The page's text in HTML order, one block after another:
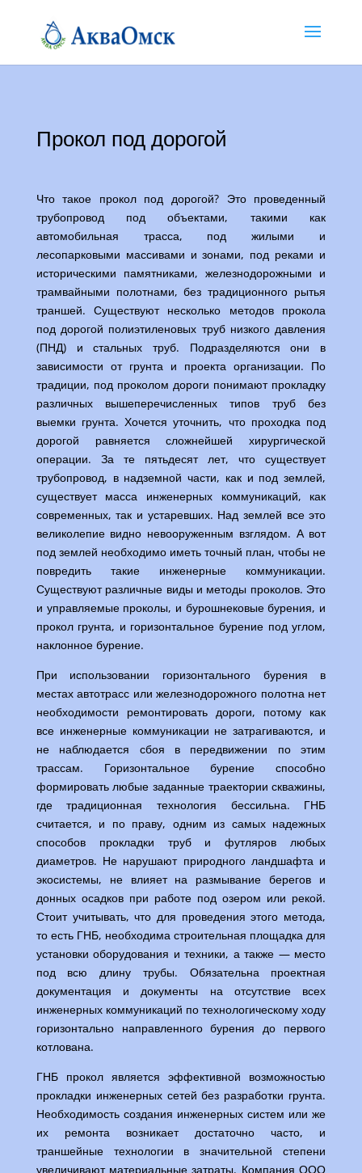
Прокол под дорогой
Что такое прокол под дорогой? Это проведенный
трубопровод под объектами, такими как
автомобильная трасса, под жилыми и
лесопарковыми массивами и зонами, под реками и
историческими памятниками, железнодорожными и
трамвайными полотнами, без традиционного рытья
траншей. Существуют несколько методов прокола
под дорогой полиэтиленовых труб низкого давления
(ПНД) и стальных труб. Подразделяются они в
зависимости от грунта и проекта организации. По
традиции, под проколом дороги понимают прокладку
различных вышеперечисленных типов труб без
выемки грунта. Хочется уточнить, что проходка под
дорогой равняется сложнейшей хирургической
операции. За те пятьдесят лет, что существует
трубопровод, в надземной части, как и под землей,
существует масса инженерных коммуникаций, как
современных, так и устаревших. Над землей все это
великолепие видно невооруженным взглядом. А вот
под землей необходимо иметь точный план, чтобы не
повредить такие инженерные коммуникации.
Существуют различные виды и методы проколов. Это
и управляемые проколы, и бурошнековые бурения, и
прокол грунта, и горизонтальное бурение под углом,
наклонное бурение.
При использовании горизонтального бурения в
местах автотрасс или железнодорожного полотна нет
необходимости ремонтировать дороги, потому как
все инженерные коммуникации не затрагиваются, и
не наблюдается сбоя в передвижении по этим
трассам. Горизонтальное бурение способно
формировать любые заданные траектории скважины,
где традиционная технология бессильна. ГНБ
считается, и по праву, одним из самых надежных
способов прокладки труб и футляров любых
диаметров. Не нарушают природного ландшафта и
экосистемы, не влияет на размывание берегов и
донных осадков при работе под озером или рекой.
Стоит учитывать, что для проведения этого метода,
то есть ГНБ, необходима строительная площадка для
установки оборудования и техники, а также — место
под всю длину трубы. Обязательна проектная
документация и документы на отсутствие всех
инженерных коммуникаций по технологическому ходу
горизонтально направленного бурения до первого
котлована.
ГНБ прокол является эффективной возможностью
прокладки инженерных сетей без разработки грунта.
Необходимость создания инженерных систем или же
их ремонта возникает достаточно часто, и
траншейные технологии в значительной степени
увеличивают материальные затраты. Компания ООО